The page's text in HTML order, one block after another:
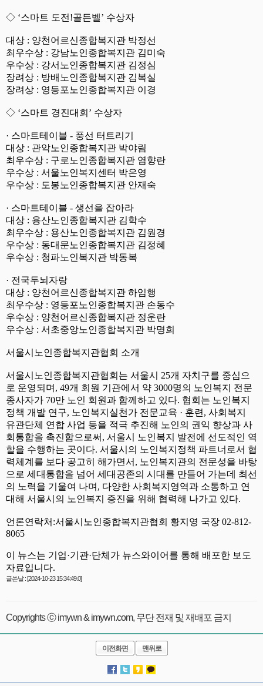
글쓴날 : [2024-10-23 15:34:49.0]
Copyrights ⓒ imywn & imywn.com, 무단 전재 및 재배포 금지
이전화면 맨위로